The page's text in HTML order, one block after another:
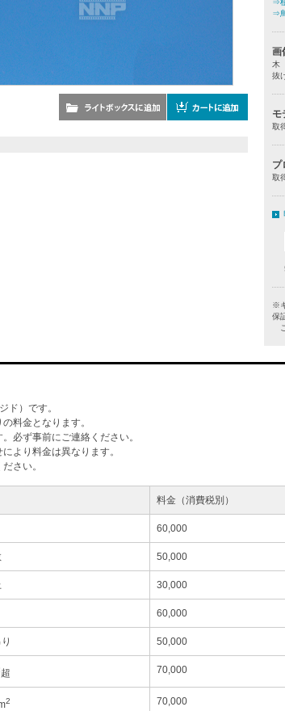
⇒
⇒
画
抜
モ
取
プ
取
※
保
ド）です。
料金となります。
必ず事前にご連絡ください。
より料金は異なります。
さい。
料金（消費税別）
60,000
50,000
30,000
60,000
50,000
超 70,000
2 70,000